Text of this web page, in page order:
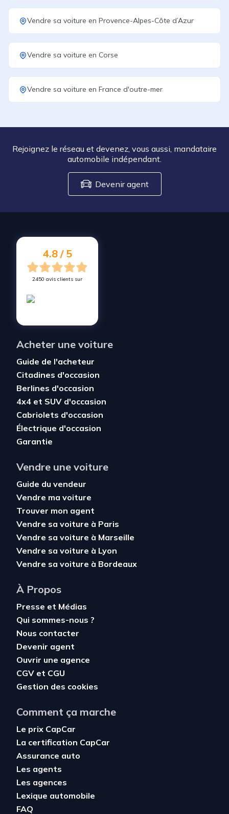
Vendre sa voiture en Provence-Alpes-Côte d’Azur
Vendre sa voiture en Corse
Vendre sa voiture en France d'outre-mer
Rejoignez le réseau et devenez, vous aussi, mandataire
automobile indépendant.
Devenir agent
4.8 / 5
2450 avis clients sur
Acheter une voiture
Guide de l'acheteur
Citadines d'occasion
Berlines d'occasion
4x4 et SUV d'occasion
Cabriolets d'occasion
Électrique d'occasion
Garantie
Vendre une voiture
Guide du vendeur
Vendre ma voiture
Trouver mon agent
Vendre sa voiture à Paris
Vendre sa voiture à Marseille
Vendre sa voiture à Lyon
Vendre sa voiture à Bordeaux
À Propos
Presse et Médias
Qui sommes-nous ?
Nous contacter
Devenir agent
Ouvrir une agence
CGV et CGU
Gestion des cookies
Comment ça marche
Le prix CapCar
La certification CapCar
Assurance auto
Les agents
Les agences
Lexique automobile
FAQ